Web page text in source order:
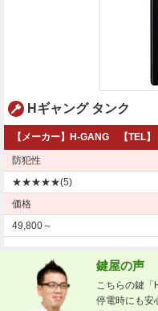
Hギャング タンク
【メーカー】H-GANG 【TEL
防犯性
★★★★★(5)
価格
49,800～
鍵屋の声
こちらの鍵「
停電時にも安